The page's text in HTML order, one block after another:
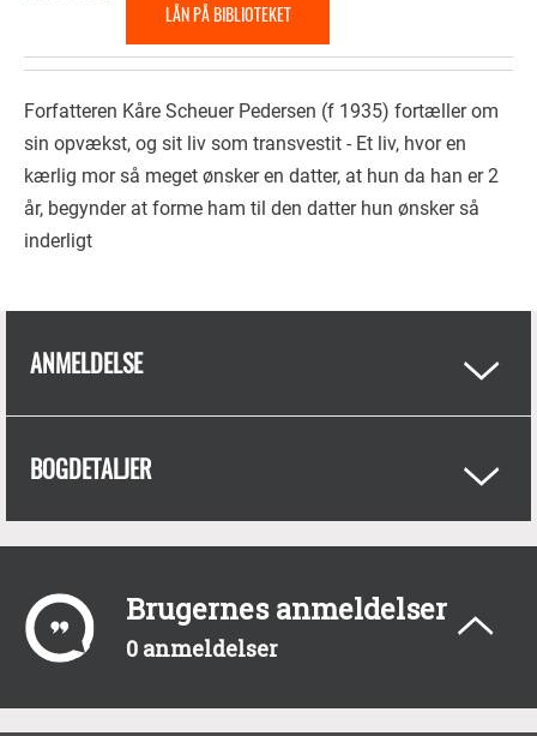
LÅN PÅ BIBLIOTEKET
Forfatteren Kåre Scheuer Pedersen (f 1935) fortæller om
sin opvækst, og sit liv som transvestit - Et liv, hvor en
kærlig mor så meget ønsker en datter, at hun da han er 2
år, begynder at forme ham til den datter hun ønsker så
inderligt
ANMELDELSE
BOGDETALJER
Brugernes anmeldelser
0 anmeldelser